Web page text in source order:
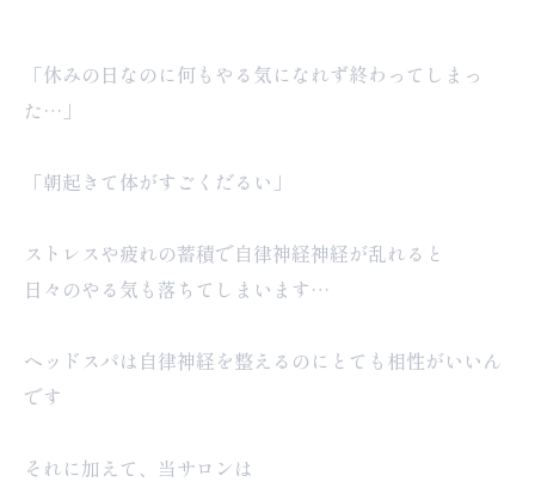
「休みの日なのに何もやる気になれず終わってしまっ
た…」
「朝起きて体がすごくだるい」
ストレスや疲れの蓄積で自律神経神経が乱れると
日々のやる気も落ちてしまいます…
ヘッドスパは自律神経を整えるのにとても相性がいいん
です
それに加えて、当サロンは